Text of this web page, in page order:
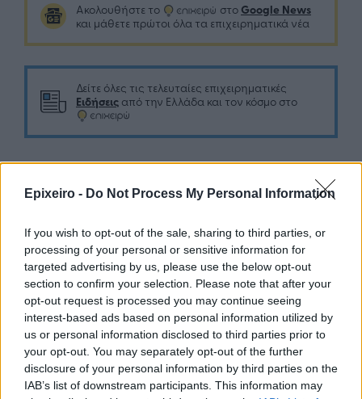
Epixeiro - Do Not Process My Personal Information
If you wish to opt-out of the sale, sharing to third parties, or
processing of your personal or sensitive information for
targeted advertising by us, please use the below opt-out
section to confirm your selection. Please note that after your
opt-out request is processed you may continue seeing
interest-based ads based on personal information utilized by
us or personal information disclosed to third parties prior to
your opt-out. You may separately opt-out of the further
disclosure of your personal information by third parties on the
IAB’s list of downstream participants. This information may
Ακολουθήστε το στο Google News
και μάθετε πρώτοι όλα τα επιχειρηματικά νέα
Δείτε όλες τις τελευταίες επιχειρηματικές
Ειδήσεις από την Ελλάδα και τον κόσμο στο
... σχόλια | Κάνε click για να σχολιάσεις